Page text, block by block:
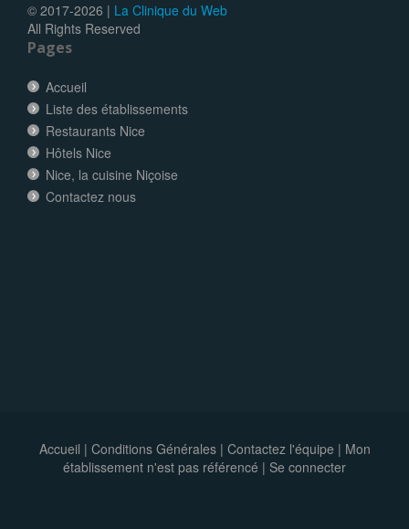
© 2017-2026 | La Clinique du Web
All Rights Reserved
Pages
Accueil
Liste des établissements
Restaurants Nice
Hôtels Nice
Nice, la cuisine Niçoise
Contactez nous
Accueil | Conditions Générales| Contactez l'équipe | Mon
établissement n'est pas référencé | Se connecter